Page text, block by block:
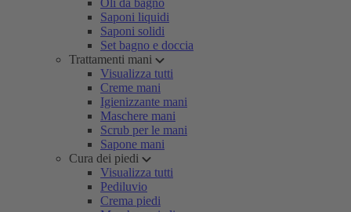
Oli da bagno
Saponi liquidi
Saponi solidi
Set bagno e doccia
Trattamenti mani
Visualizza tutti
Creme mani
Igienizzante mani
Maschere mani
Scrub per le mani
Sapone mani
Cura dei piedi
Visualizza tutti
Pediluvio
Crema piedi